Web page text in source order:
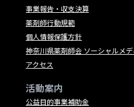
事業報告・収支決算
薬剤師行動規範
個人情報保護方針
神奈川県薬剤師会 ソーシャルメ
アクセス
活動案内
公益目的事業補助金